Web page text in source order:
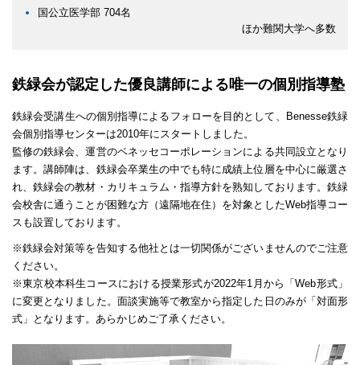
国公立医学部 704名
ほか難関大学へ多数
鉄緑会が認定した優良講師による唯一の個別指導塾
鉄緑会受講生への個別指導によるフォローを目的として、Benesse鉄緑
会個別指導センターは2010年にスタートしました。
監修の鉄緑会、運営のベネッセコーポレーションによる共同設立となり
ます。講師陣は、鉄緑会卒業生の中でも特に成績上位層を中心に厳選さ
れ、鉄緑会の教材・カリキュラム・指導方針を熟知しております。鉄緑
会校舎に通うことが困難な方（遠隔地在住）を対象としたWeb指導コー
スも設置しております。
※鉄緑会対策等を告知する他社とは一切関係がございませんのでご注意
ください。
※東京校本科生コースにおける授業形式が2022年1月から「Web形式」
に変更となりました。面談実施等で教室から指定した日のみが「対面形
式」となります。あらかじめご了承ください。